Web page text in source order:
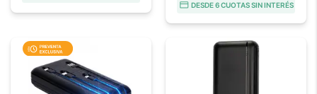
DESDE 6 CUOTAS SIN INTERÉS